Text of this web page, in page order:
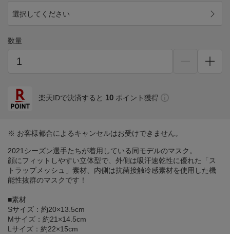
選択してください
数量
楽天IDで決済すると 10 ポイント獲得
※ お客様都合によるキャンセルはお受けできません。
2021シーズン選手たちが着用している同モデルのマスク。
顔にフィットしやすい立体型で、外側は吸汗速乾性に優れた「ス
トラップメッシュ」素材、内側は抗菌接触冷感素材を使用した機
能性抜群のマスクです！
■素材
Sサイズ：約20×13.5cm
Mサイズ：約21×14.5cm
Lサイズ：約22×15cm